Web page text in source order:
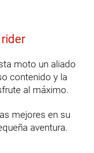
moto un aliado
contenido y la
al máximo.
mejores en su
aventura.